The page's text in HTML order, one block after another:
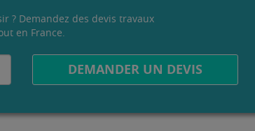
? Demandez des devis travaux
en France.
DEMANDER UN DEVIS